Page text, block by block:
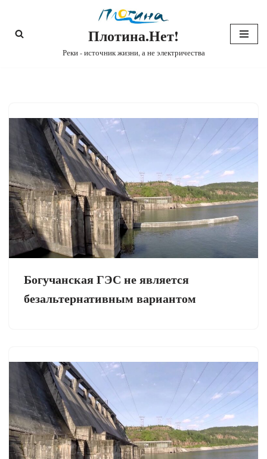
Перейти
Плотина.Нет!
Реки - источник жизни, а не электричества
Богучанская ГЭС не является
безальтернативным вариантом